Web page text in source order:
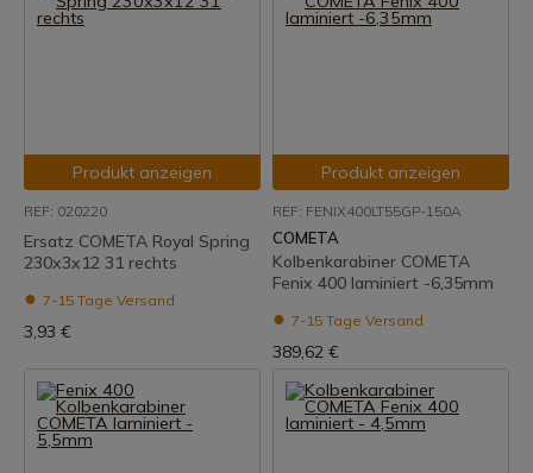
Produkt anzeigen
REF: 020220
Ersatz COMETA Royal Spring
230x3x12 31 rechts
7-15 Tage Versand
3,93 €
Produkt anzeigen
REF: FENIX400LT55GP-150A
COMETA
Kolbenkarabiner COMETA
Fenix 400 laminiert -6,35mm
7-15 Tage Versand
389,62 €